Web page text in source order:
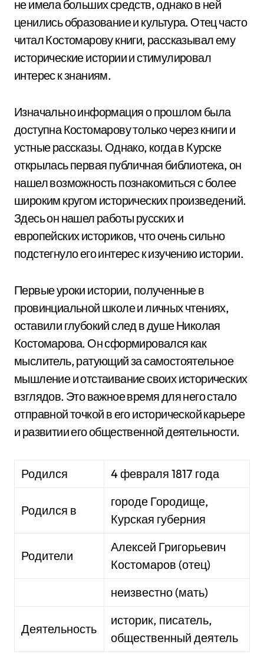
не имела больших средств, однако в ней
ценились образование и культура. Отец часто
читал Костомарову книги, рассказывал ему
исторические истории и стимулировал
интерес к знаниям.
Изначально информация о прошлом была
доступна Костомарову только через книги и
устные рассказы. Однако, когда в Курске
открылась первая публичная библиотека, он
нашел возможность познакомиться с более
широким кругом исторических произведений.
Здесь он нашел работы русских и
европейских историков, что очень сильно
подстегнуло его интерес к изучению истории.
Первые уроки истории, полученные в
провинциальной школе и личных чтениях,
оставили глубокий след в душе Николая
Костомарова. Он сформировался как
мыслитель, ратующий за самостоятельное
мышление и отстаивание своих исторических
взглядов. Это важное время для него стало
отправной точкой в его исторической карьере
и развитии его общественной деятельности.
Родился 4 февраля 1817 года
Родился в
городе Городище,
Курская губерния
Родители
Алексей Григорьевич
Костомаров (отец)
неизвестно (мать)
Деятельность
историк, писатель,
общественный деятель